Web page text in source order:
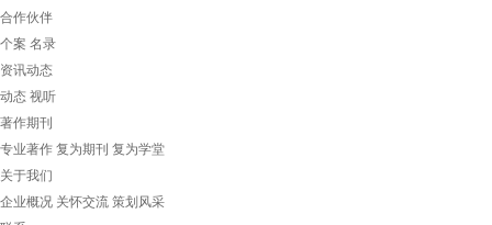
合作伙伴
个案 名录
资讯动态
动态 视听
著作期刊
专业著作 复为期刊 复为学堂
关于我们
企业概况 关怀交流 策划风采